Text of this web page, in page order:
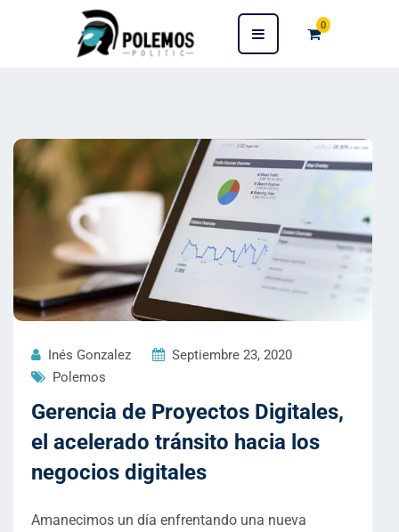
0
Inés Gonzalez
Septiembre 23, 2020
Polemos
Gerencia de Proyectos Digitales,
el acelerado tránsito hacia los
negocios digitales
Amanecimos un día enfrentando una nueva